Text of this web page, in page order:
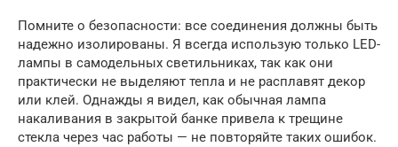
Помните о безопасности: все соединения должны быть
надежно изолированы. Я всегда использую только LED-
лампы в самодельных светильниках, так как они
практически не выделяют тепла и не расплавят декор
или клей. Однажды я видел, как обычная лампа
накаливания в закрытой банке привела к трещине
стекла через час работы — не повторяйте таких ошибок.